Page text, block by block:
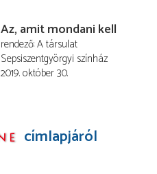
Az, amit mondani kell
rendező A társulat
Sepsiszentgyörgyi színház
2019. október 30.
címlapjáról